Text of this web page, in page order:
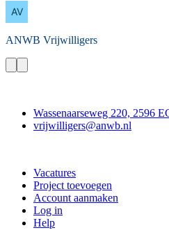
ANWB Vrijwilligers
Wassenaarseweg 220, 2596
vrijwilligers@anwb.nl
Vacatures
Project toevoegen
Account aanmaken
Log in
Help